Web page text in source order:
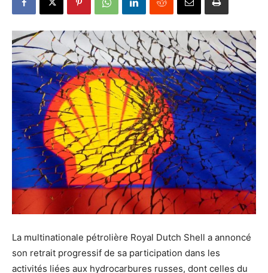
La multinationale pétrolière Royal Dutch Shell a annoncé
son retrait progressif de sa participation dans les
activités liées aux hydrocarbures russes, dont celles du